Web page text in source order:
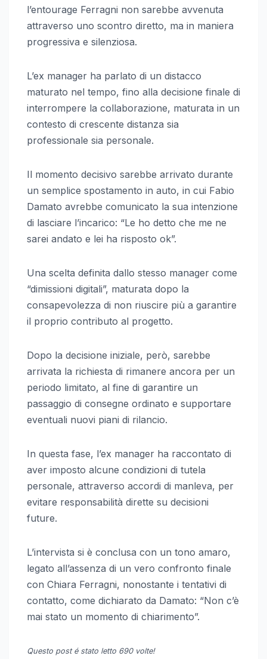
l’entourage Ferragni non sarebbe avvenuta
attraverso uno scontro diretto, ma in maniera
progressiva e silenziosa.
L’ex manager ha parlato di un distacco
maturato nel tempo, fino alla decisione finale di
interrompere la collaborazione, maturata in un
contesto di crescente distanza sia
professionale sia personale.
Il momento decisivo sarebbe arrivato durante
un semplice spostamento in auto, in cui Fabio
Damato avrebbe comunicato la sua intenzione
di lasciare l’incarico: “Le ho detto che me ne
sarei andato e lei ha risposto ok”.
Una scelta definita dallo stesso manager come
“dimissioni digitali”, maturata dopo la
consapevolezza di non riuscire più a garantire
il proprio contributo al progetto.
Dopo la decisione iniziale, però, sarebbe
arrivata la richiesta di rimanere ancora per un
periodo limitato, al fine di garantire un
passaggio di consegne ordinato e supportare
eventuali nuovi piani di rilancio.
In questa fase, l’ex manager ha raccontato di
aver imposto alcune condizioni di tutela
personale, attraverso accordi di manleva, per
evitare responsabilità dirette su decisioni
future.
L’intervista si è conclusa con un tono amaro,
legato all’assenza di un vero confronto finale
con Chiara Ferragni, nonostante i tentativi di
contatto, come dichiarato da Damato: “Non c’è
mai stato un momento di chiarimento”.
Questo post é stato letto 690 volte!